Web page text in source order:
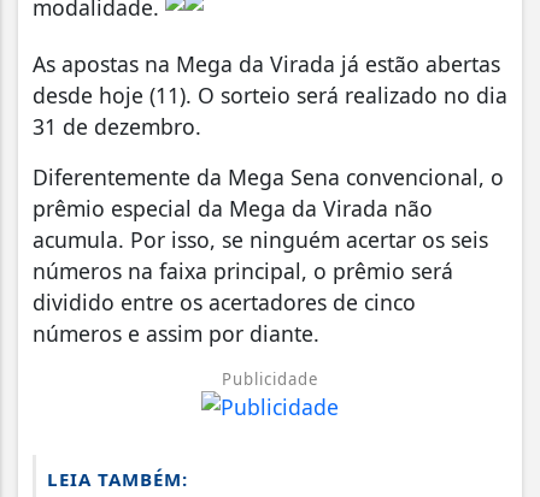
modalidade.
As apostas na Mega da Virada já estão abertas
desde hoje (11). O sorteio será realizado no dia
31 de dezembro.
Diferentemente da Mega Sena convencional, o
prêmio especial da Mega da Virada não
acumula. Por isso, se ninguém acertar os seis
números na faixa principal, o prêmio será
dividido entre os acertadores de cinco
números e assim por diante.
Publicidade
LEIA TAMBÉM: